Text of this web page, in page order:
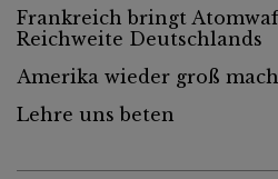
Frankreich bringt
Reichweite Deutschlands
Amerika wieder groß
Lehre uns beten